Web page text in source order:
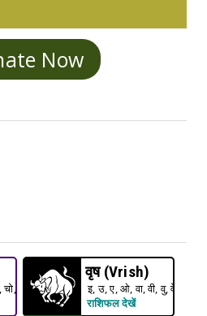
Now
ला, ली, लू
वृष (Vrish)
इ, उ, ए, ओ, वा, वी, वु, वे ,वो
राशिफल देखें